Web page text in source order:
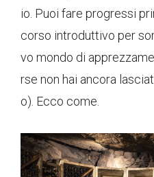
io. Puoi fare progressi
corso introduttivo per
vo mondo di
rse non hai ancora
o). Ecco come.